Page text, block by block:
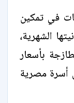
في تمكين
الشهرية،
بأسعار
أسرة مصرية